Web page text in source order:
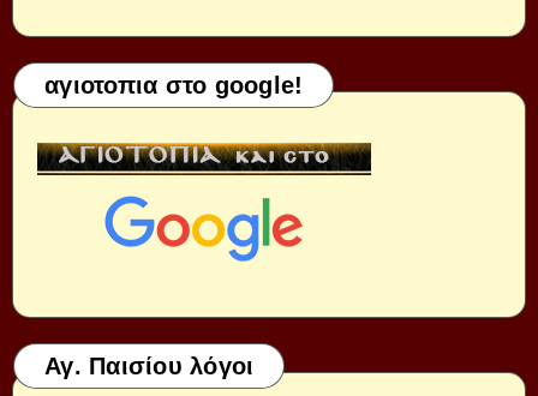
αγιοτοπια στο google!
Αγ. Παισίου λόγοι